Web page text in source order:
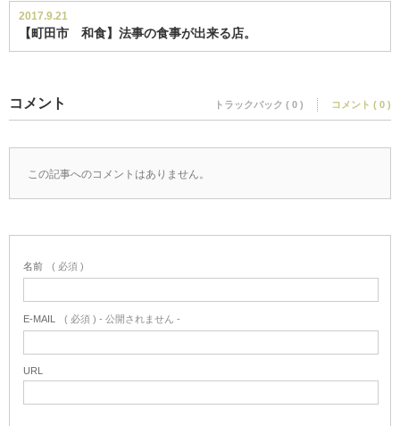
2017.9.21
【町田市 和食】法事の食事が出来る店。
コメント トラックバック ( 0 ) コメント ( 0 )
この記事へのコメントはありません。
名前 ( 必須 )
E-MAIL ( 必須 ) - 公開されません -
URL